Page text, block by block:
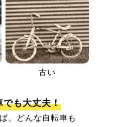
古い
でも大丈夫！
、どんな自転車も